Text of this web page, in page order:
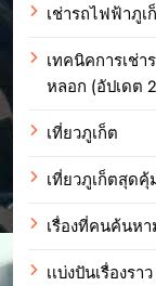
เช่ารถไฟฟ้าภูเ
เทคนิคการเช่
หลอก (อัปเดต
เที่ยวภูเก็ต
เที่ยวภูเก็ตสุดคุ้
เรื่องที่คนค้นหา
เเบ่งปันเรื่องรา